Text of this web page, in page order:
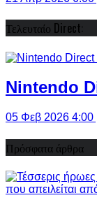
Τελευταίο Direct:
Nintendo
05 Φεβ 2026 4:00
Πρόσφατα άρθρα